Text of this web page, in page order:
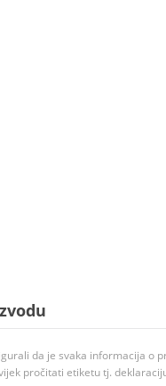
da je svaka informacija
pročitati etiketu tj.